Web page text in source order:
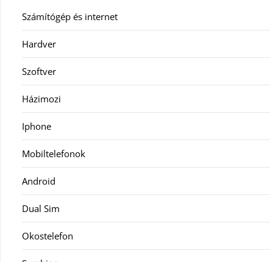
Számítógép és internet
Hardver
Szoftver
Házimozi
Iphone
Mobiltelefonok
Android
Dual Sim
Okostelefon